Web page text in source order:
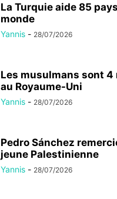
La Turquie aide 85
monde
Yannis - 28/07/2026
Les musulmans sont 4
au Royaume-Uni
Yannis - 28/07/2026
Pedro Sánchez
jeune Palestinienne
Yannis - 28/07/2026